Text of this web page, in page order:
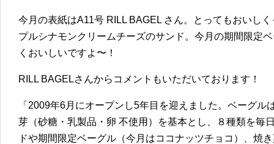
今月の表紙はA11号 RILL BAGEL さん。とってもおいし
プルシナモンクリームチーズのサンド。今月の期間限定
くおいしいですよ〜！
RILL BAGELさんからコメントもいただいております！
「2009年6月にオープンし5年目を迎えました。ベーグ
芽（砂糖・乳製品・卵 不使用）を基本とし、８種類を毎
ドや期間限定ベーグル（今月はココナッツチョコ）、焼